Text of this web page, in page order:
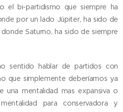
el bi-partidismo que siempre ha
por un lado Júpiter, ha sido de
Saturno, ha sido de siempre
sentido hablar de partidos con
que simplemente deberíamos ya
una mentalidad mas expansiva o
para conservadora y